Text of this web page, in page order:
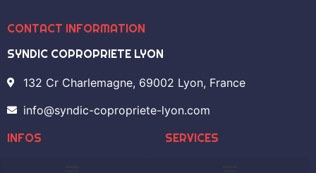
CONTACT INFORMATION
SYNDIC COPROPRIETE LYON
132 Cr Charlemagne, 69002 Lyon, France
info@syndic-copropriete-lyon.com
INFOS SERVICES